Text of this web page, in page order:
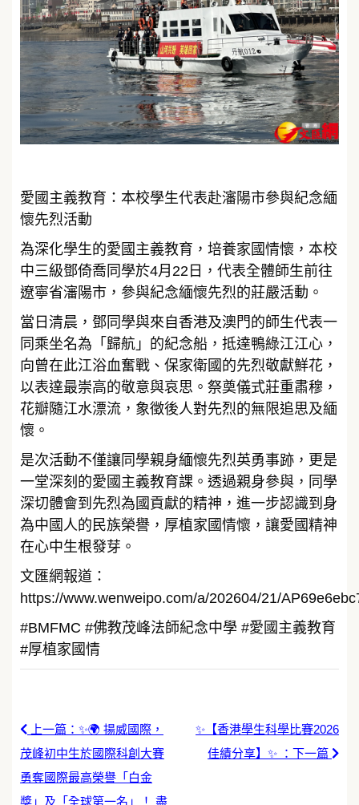
愛國主義教育：本校學生代表赴瀋陽市參與紀念緬
懷先烈活動
為深化學生的愛國主義教育，培養家國情懷，本校
中三級鄧倚喬同學於4月22日，代表全體師生前往
遼寧省瀋陽市，參與紀念緬懷先烈的莊嚴活動。
當日清晨，鄧同學與來自香港及澳門的師生代表一
同乘坐名為「歸航」的紀念船，抵達鴨綠江江心，
向曾在此江浴血奮戰、保家衛國的先烈敬獻鮮花，
以表達最崇高的敬意與哀思。祭奠儀式莊重肅穆，
花瓣隨江水漂流，象徵後人對先烈的無限追思及緬
懷。
是次活動不僅讓同學親身緬懷先烈英勇事跡，更是
一堂深刻的愛國主義教育課。透過親身參與，同學
深切體會到先烈為國貢獻的精神，進一步認識到身
為中國人的民族榮譽，厚植家國情懷，讓愛國精神
在心中生根發芽。
文匯網報道：
https://www.wenweipo.com/a/202604/21/
#BMFMC #佛教茂峰法師紀念中學 #愛國主義教育
#厚植家國情
上一篇：✨🌍 揚威國際，
茂峰初中生於國際科創大賽
勇奪國際最高榮譽「白金
獎」及「全球第一名」！ 盡
✨【香港學生科學比賽2026
佳績分享】✨ ：下一篇